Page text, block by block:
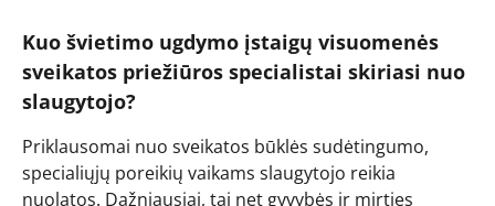
Kuo švietimo ugdymo įstaigų visuomenės
sveikatos priežiūros specialistai skiriasi nuo
slaugytojo?
Priklausomai nuo sveikatos būklės sudėtingumo,
specialiųjų poreikių vaikams slaugytojo reikia
nuolatos. Dažniausiai, tai net gyvybės ir mirties